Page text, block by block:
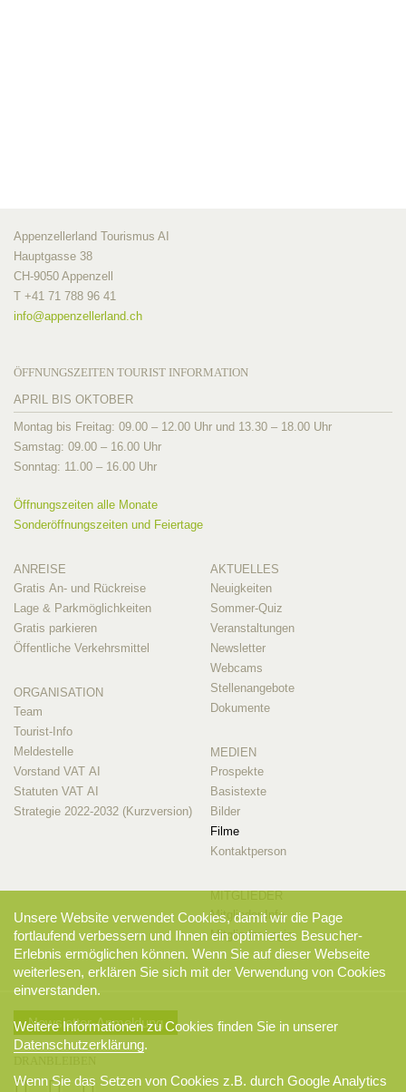
Appenzellerland Tourismus AI
Hauptgasse 38
CH-9050 Appenzell
T +41 71 788 96 41
info@appenzellerland.ch
ÖFFNUNGSZEITEN TOURIST INFORMATION
APRIL BIS OKTOBER
Montag bis Freitag: 09.00 – 12.00 Uhr und 13.30 – 18.00 Uhr
Samstag: 09.00 – 16.00 Uhr
Sonntag: 11.00 – 16.00 Uhr
Öffnungszeiten alle Monate
Sonderöffnungszeiten und Feiertage
ANREISE
Gratis An- und Rückreise
Lage & Parkmöglichkeiten
Gratis parkieren
Öffentliche Verkehrsmittel
ORGANISATION
Team
Tourist-Info
Meldestelle
Vorstand VAT AI
Statuten VAT AI
Strategie 2022-2032 (Kurzversion)
AKTUELLES
Neuigkeiten
Sommer-Quiz
Veranstaltungen
Newsletter
Webcams
Stellenangebote
Dokumente
MEDIEN
Prospekte
Basistexte
Bilder
Filme
Kontaktperson
Mitglieder-Info
Mitglieder-Login
Newsletter-Anmeldung
Unsere Website verwendet Cookies, damit wir die Page
fortlaufend verbessern und Ihnen ein optimiertes Besucher-
Erlebnis ermöglichen können. Wenn Sie auf dieser Webseite
weiterlesen, erklären Sie sich mit der Verwendung von Cookies
einverstanden.
Weitere Informationen zu Cookies finden Sie in unserer
Datenschutzerklärung.
Wenn Sie das Setzen von Cookies z.B. durch Google Analytics